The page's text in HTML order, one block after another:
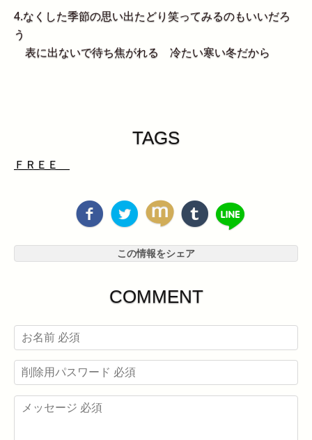
4.なくした季節の思い出たどり笑ってみるのもいいだろ
う
表に出ないで待ち焦がれる 冷たい寒い冬だから
TAGS
ＦＲＥＥ
この情報をシェア
COMMENT